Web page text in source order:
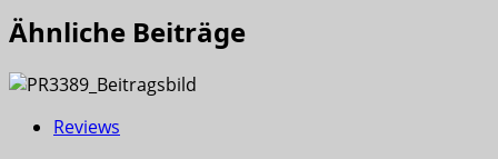
Ähnliche Beiträge
Reviews